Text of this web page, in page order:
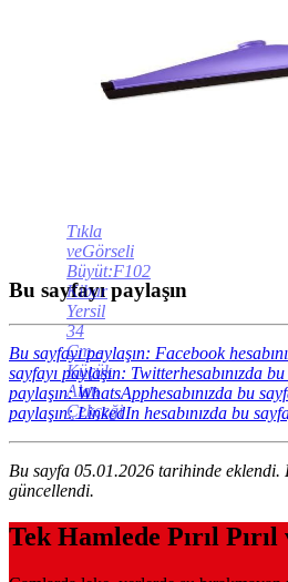
Tıkla
veGörseli
Büyüt:F102
Kibar
Yersil
34
Cm -
Küçük
Alan
Çekçeği
Bu sayfayı paylaşın
Bu sayfayı paylaşın: Facebook
sayfayı paylaşın: Twitterhesabınızda
paylaşın: WhatsApphesabınızda bu
paylaşın: LinkedIn hesabınızda bu
Bu sayfa 05.01.2026 tarihinde
güncellendi.
Tek Hamlede Pırıl